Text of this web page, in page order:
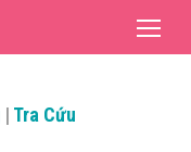
| Tra Cứu